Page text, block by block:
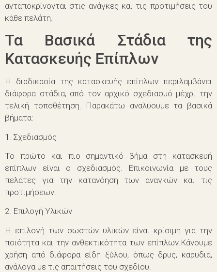
ανταποκρίνονται στις ανάγκες και τις προτιμήσεις του
κάθε πελάτη.
Τα Βασικά Στάδια της
Κατασκευής Επίπλων
Η διαδικασία της κατασκευής επίπλων περιλαμβάνει
διάφορα στάδια, από τον αρχικό σχεδιασμό μέχρι την
τελική τοποθέτηση. Παρακάτω αναλύουμε τα βασικά
βήματα:
1. Σχεδιασμός
Το πρώτο και πιο σημαντικό βήμα στη κατασκευή
επίπλων είναι ο σχεδιασμός. Επικοινωνία με τους
πελάτες για την κατανόηση των αναγκών και τις
προτιμήσεων.
2. Επιλογή Υλικών
Η επιλογή των σωστών υλικών είναι κρίσιμη για την
ποιότητα και την ανθεκτικότητα των επίπλων.Κάνουμε
χρήση από διάφορα είδη ξύλου, όπως δρυς, καρυδιά,
ανάλογα με τις απαιτήσεις του σχεδίου.